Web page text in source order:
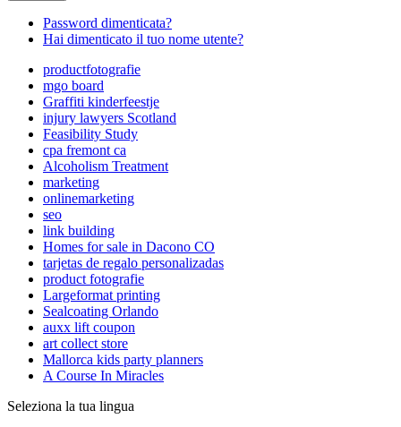
Password dimenticata?
Hai dimenticato il tuo nome utente?
productfotografie
mgo board
Graffiti kinderfeestje
injury lawyers Scotland
Feasibility Study
cpa fremont ca
Alcoholism Treatment
marketing
onlinemarketing
seo
link building
Homes for sale in Dacono CO
tarjetas de regalo personalizadas
product fotografie
Largeformat printing
Sealcoating Orlando
auxx lift coupon
art collect store
Mallorca kids party planners
A Course In Miracles
Seleziona la tua lingua